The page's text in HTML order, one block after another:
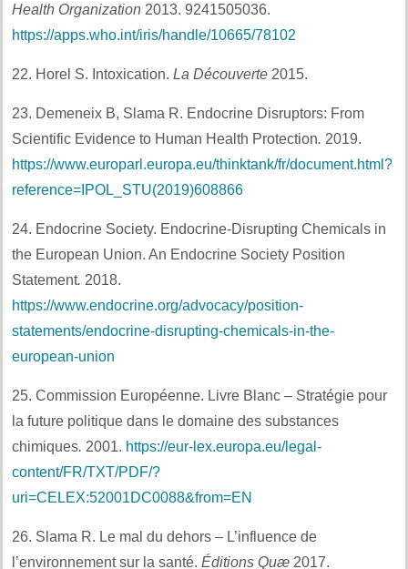
Health Organization 2013. 9241505036.
https://apps.who.int/iris/handle/10665/78102
22. Horel S. Intoxication. La Découverte 2015.
23. Demeneix B, Slama R. Endocrine Disruptors: From
Scientific Evidence to Human Health Protection. 2019.
https://www.europarl.europa.eu/thinktank/fr/document.html?
reference=IPOL_STU(2019)608866
24. Endocrine Society. Endocrine-Disrupting Chemicals in
the European Union. An Endocrine Society Position
Statement. 2018.
https://www.endocrine.org/advocacy/position-
statements/endocrine-disrupting-chemicals-in-the-
european-union
25. Commission Européenne. Livre Blanc – Stratégie pour
la future politique dans le domaine des substances
chimiques. 2001. https://eur-lex.europa.eu/legal-
content/FR/TXT/PDF/?
uri=CELEX:52001DC0088&from=EN
26. Slama R. Le mal du dehors – L’influence de
l’environnement sur la santé. Éditions Quæ 2017.